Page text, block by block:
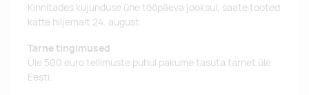
Kinnitades kujunduse ühe tööpäeva jooksul, saate tooted
kätte hiljemalt 24. august.
Tarne tingimused
Üle 500 euro tellimuste puhul pakume tasuta tarnet üle
Eesti.